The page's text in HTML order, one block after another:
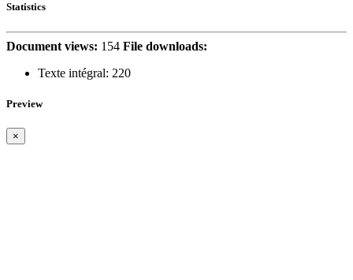
Statistics
Document views: 154 File downloads:
Texte intégral: 220
Preview
×